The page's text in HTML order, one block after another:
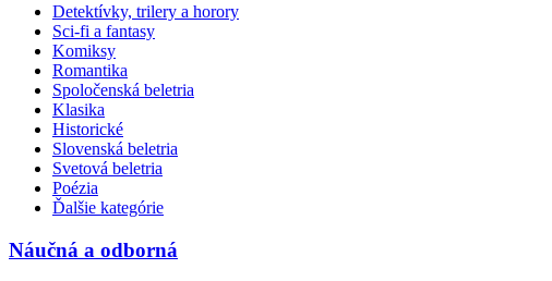
Detektívky, trilery a horory
Sci-fi a fantasy
Komiksy
Romantika
Spoločenská beletria
Klasika
Historické
Slovenská beletria
Svetová beletria
Poézia
Ďalšie kategórie
Náučná a odborná